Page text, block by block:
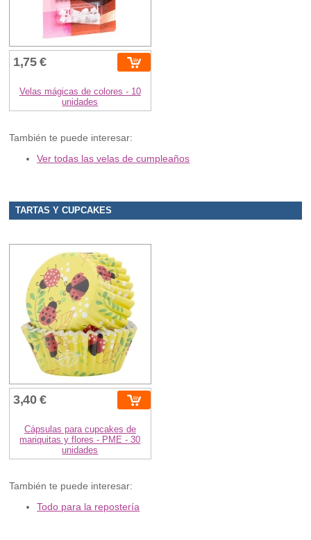
1,75 €
Velas mágicas de colores - 10
unidades
También te puede interesar:
Ver todas las velas de cumpleaños
TARTAS Y CUPCAKES
3,40 €
Cápsulas para cupcakes de
mariquitas y flores - PME - 30
unidades
También te puede interesar:
Todo para la repostería